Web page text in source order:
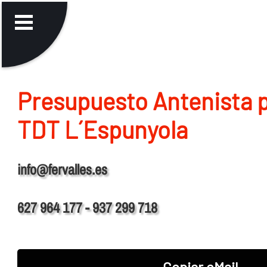
Presupuesto Antenista
TDT L´Espunyola
info@fervalles.es
627 964 177 - 937 299 718